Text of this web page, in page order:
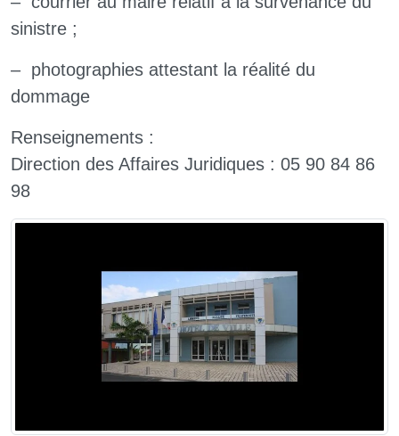
sinistre ;
– photographies attestant la réalité du
dommage
Renseignements :
Direction des Affaires Juridiques : 05 90 84 86
98